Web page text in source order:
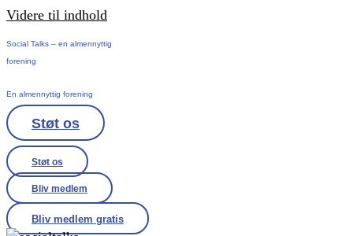
Videre til indhold
Social Talks – en almennyttig
forening
En almennyttig forening
Støt os
Støt os
Bliv medlem
Bliv medlem gratis